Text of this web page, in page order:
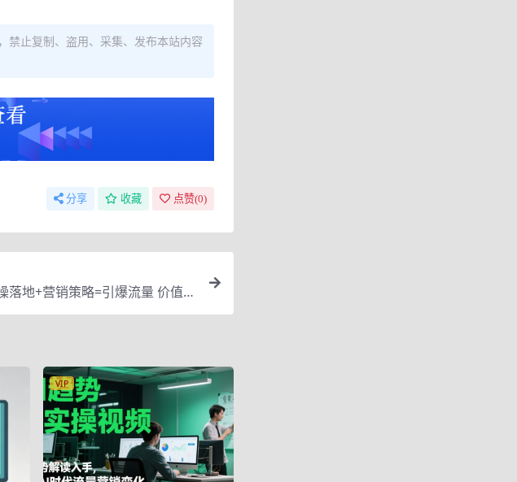
禁止复制、盗用、采集、发布本站内容
分享 收藏 点赞(0)
落地+营销策略=引爆流量 价值8
VIP